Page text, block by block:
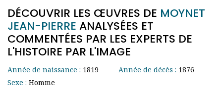
DÉCOUVRIR LES ŒUVRES DE MOYNET
JEAN-PIERRE ANALYSÉES ET
COMMENTÉES PAR LES EXPERTS DE
L'HISTOIRE PAR L'IMAGE
Année de naissance : 1819
Sexe : Homme
Année de décès : 1876